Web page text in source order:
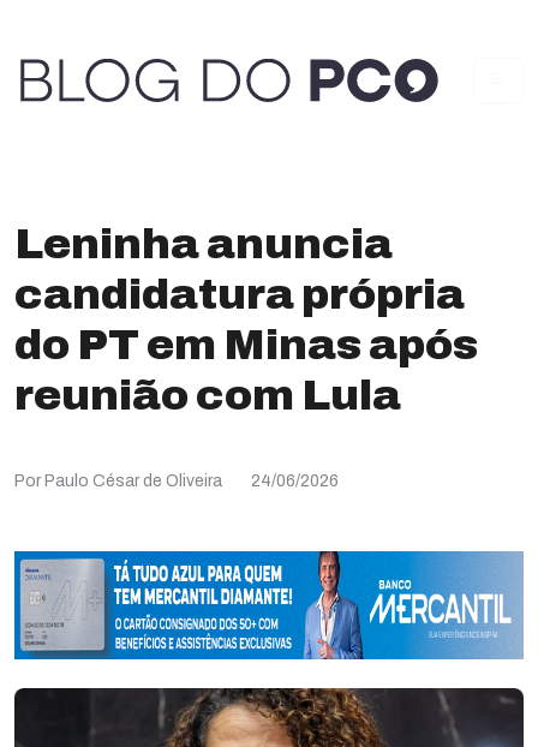
Leninha anuncia
candidatura própria
do PT em Minas após
reunião com Lula
Por Paulo César de Oliveira 24/06/2026